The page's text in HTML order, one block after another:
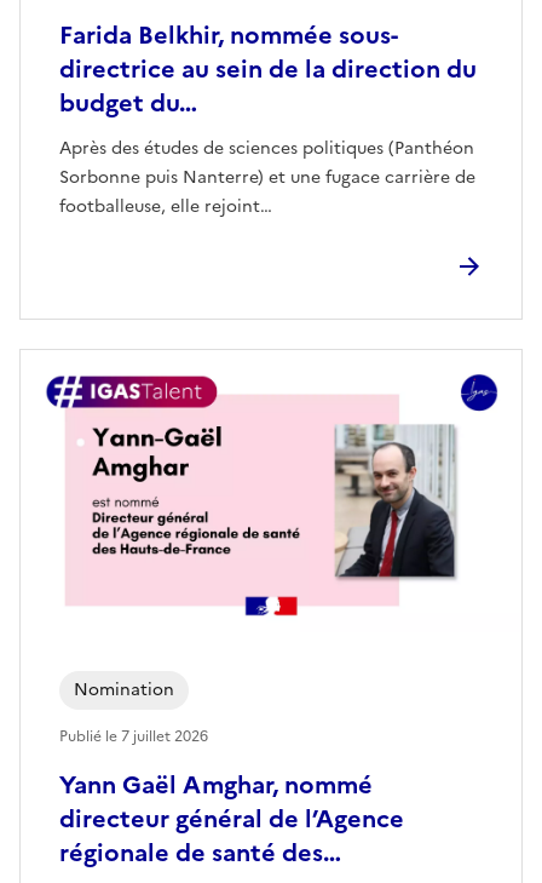
Farida Belkhir, nommée sous-
directrice au sein de la direction du
budget du…
Après des études de sciences politiques (Panthéon
Sorbonne puis Nanterre) et une fugace carrière de
footballeuse, elle rejoint…
Yann Gaël Amghar, nommé
directeur général de l’Agence
régionale de santé des…
Nomination
Publié le7 juillet 2026